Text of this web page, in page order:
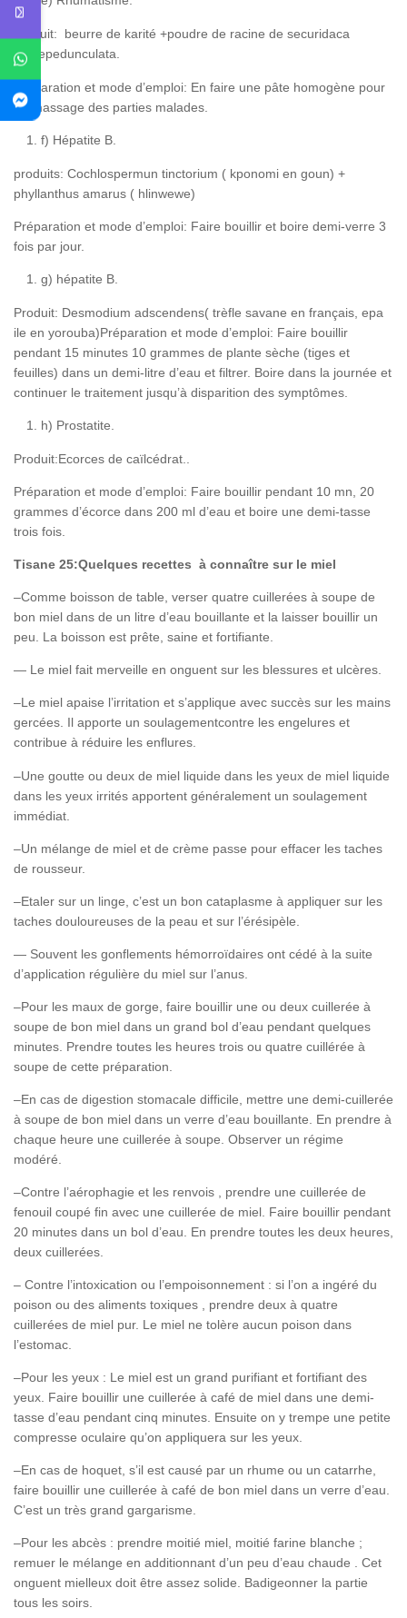
produit: beurre de karité +poudre de racine de securidaca
longepedunculata.
Préparation et mode d’emploi: En faire une pâte homogène pour
un massage des parties malades.
f) Hépatite B.
produits: Cochlospermun tinctorium ( kponomi en goun) +
phyllanthus amarus ( hlinwewe)
Préparation et mode d’emploi: Faire bouillir et boire demi-verre 3
fois par jour.
g) hépatite B.
Produit: Desmodium adscendens( trèfle savane en français, epa
ile en yorouba)Préparation et mode d’emploi: Faire bouillir
pendant 15 minutes 10 grammes de plante sèche (tiges et
feuilles) dans un demi-litre d’eau et filtrer. Boire dans la journée et
continuer le traitement jusqu’à disparition des symptômes.
h) Prostatite.
Produit:Ecorces de caïlcédrat..
Préparation et mode d’emploi: Faire bouillir pendant 10 mn, 20
grammes d’écorce dans 200 ml d’eau et boire une demi-tasse
trois fois.
Tisane 25:Quelques recettes à connaître sur le miel
–Comme boisson de table, verser quatre cuillerées à soupe de
bon miel dans de un litre d’eau bouillante et la laisser bouillir un
peu. La boisson est prête, saine et fortifiante.
— Le miel fait merveille en onguent sur les blessures et ulcères.
–Le miel apaise l’irritation et s’applique avec succès sur les mains
gercées. Il apporte un soulagementcontre les engelures et
contribue à réduire les enflures.
–Une goutte ou deux de miel liquide dans les yeux de miel liquide
dans les yeux irrités apportent généralement un soulagement
immédiat.
–Un mélange de miel et de crème passe pour effacer les taches
de rousseur.
–Etaler sur un linge, c’est un bon cataplasme à appliquer sur les
taches douloureuses de la peau et sur l’érésipèle.
— Souvent les gonflements hémorroïdaires ont cédé à la suite
d’application régulière du miel sur l’anus.
–Pour les maux de gorge, faire bouillir une ou deux cuillerée à
soupe de bon miel dans un grand bol d’eau pendant quelques
minutes. Prendre toutes les heures trois ou quatre cuillérée à
soupe de cette préparation.
–En cas de digestion stomacale difficile, mettre une demi-cuillerée
à soupe de bon miel dans un verre d’eau bouillante. En prendre à
chaque heure une cuillerée à soupe. Observer un régime
modéré.
–Contre l’aérophagie et les renvois , prendre une cuillerée de
fenouil coupé fin avec une cuillerée de miel. Faire bouillir pendant
20 minutes dans un bol d’eau. En prendre toutes les deux heures,
deux cuillerées.
– Contre l’intoxication ou l’empoisonnement : si l’on a ingéré du
poison ou des aliments toxiques , prendre deux à quatre
cuillerées de miel pur. Le miel ne tolère aucun poison dans
l’estomac.
–Pour les yeux : Le miel est un grand purifiant et fortifiant des
yeux. Faire bouillir une cuillerée à café de miel dans une demi-
tasse d’eau pendant cinq minutes. Ensuite on y trempe une petite
compresse oculaire qu’on appliquera sur les yeux.
–En cas de hoquet, s’il est causé par un rhume ou un catarrhe,
faire bouillir une cuillerée à café de bon miel dans un verre d’eau.
C’est un très grand gargarisme.
–Pour les abcès : prendre moitié miel, moitié farine blanche ;
remuer le mélange en additionnant d’un peu d’eau chaude . Cet
onguent mielleux doit être assez solide. Badigeonner la partie
tous les soirs.